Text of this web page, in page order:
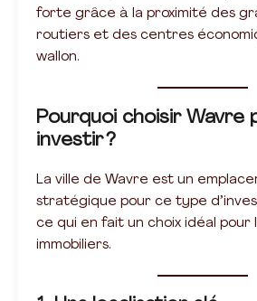
forte grâce à la proximité des
routiers et des centres
wallon.
Pourquoi choisir Wavre
investir ?
La ville de Wavre est un
stratégique pour ce type
ce qui en fait un choix idéal pour
immobiliers.